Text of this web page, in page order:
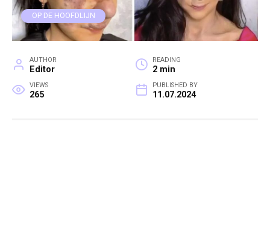
OP DE HOOFDLIJN
AUTHOR
Editor
READING
2 min
VIEWS
265
PUBLISHED BY
11.07.2024